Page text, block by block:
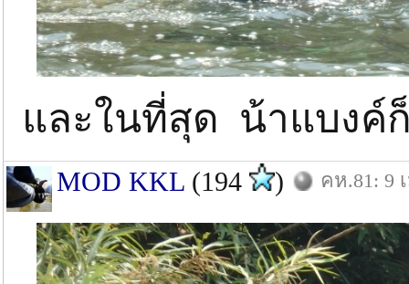
และในที่สุด น้าแบง
MOD KKL (194 ) คห.81: 9